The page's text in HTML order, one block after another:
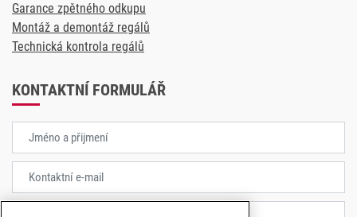
Garance zpětného odkupu
Montáž a demontáž regálů
Technická kontrola regálů
KONTAKTNÍ FORMULÁŘ